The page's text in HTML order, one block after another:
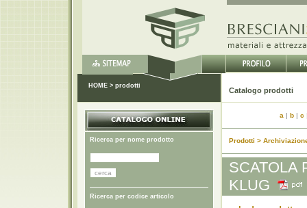
HOME > prodotti
Ricerca per nome prodotto
Ricerca per codice articolo
a | b | c
Prodotti >
SCATOLA
KLUG